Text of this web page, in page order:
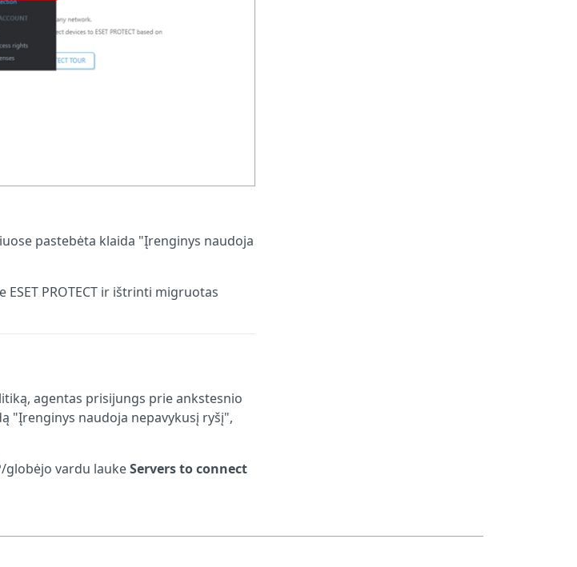
pastebėta klaida "Įrenginys naudoja
ESET PROTECT ir ištrinti migruotas
agentas prisijungs prie ankstesnio
"Įrenginys naudoja nepavykusį ryšį",
globėjo vardu laukeServers to connect